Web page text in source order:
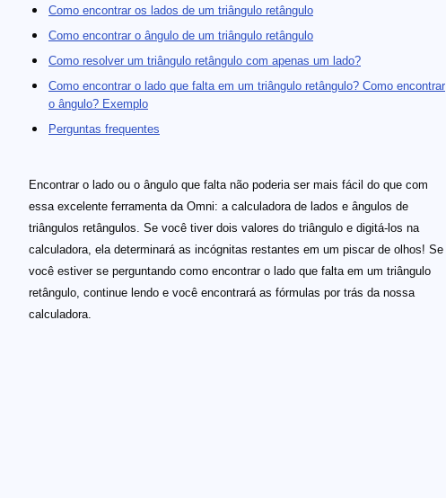
Como encontrar os lados de um triângulo retângulo
Como encontrar o ângulo de um triângulo retângulo
Como resolver um triângulo retângulo com apenas um lado?
Como encontrar o lado que falta em um triângulo retângulo? Como encontrar
o ângulo? Exemplo
Perguntas frequentes
Encontrar o lado ou o ângulo que falta não poderia ser mais fácil do que com
essa excelente ferramenta da Omni: a calculadora de lados e ângulos de
triângulos retângulos. Se você tiver dois valores do triângulo e digitá-los na
calculadora, ela determinará as incógnitas restantes em um piscar de olhos! Se
você estiver se perguntando como encontrar o lado que falta em um triângulo
retângulo, continue lendo e você encontrará as fórmulas por trás da nossa
calculadora.